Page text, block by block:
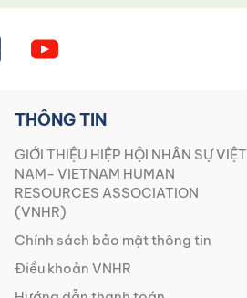
THÔNG TIN
GIỚI THIỆU HIỆP HỘI NHÂN SỰ VIỆT
NAM- VIETNAM HUMAN
RESOURCES ASSOCIATION
(VNHR)
Chính sách bảo mật thông tin
Điều khoản VNHR